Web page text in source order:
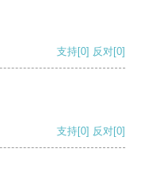
支持[0] 反对[0]
支持[0] 反对[0]